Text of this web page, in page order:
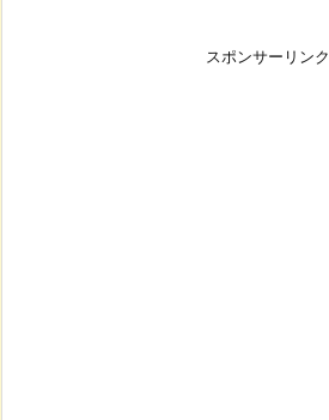
スポンサーリンク